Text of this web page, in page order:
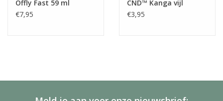
Offly Fast 59 ml
€7,95
CND™ Kanga vijl
€3,95